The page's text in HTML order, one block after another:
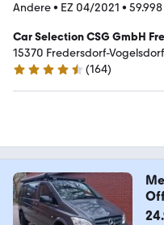
Andere• EZ 04/2021 •
Car Selection CSG GmbH
15370 Fredersdorf-
4.6 Sterne
(164)